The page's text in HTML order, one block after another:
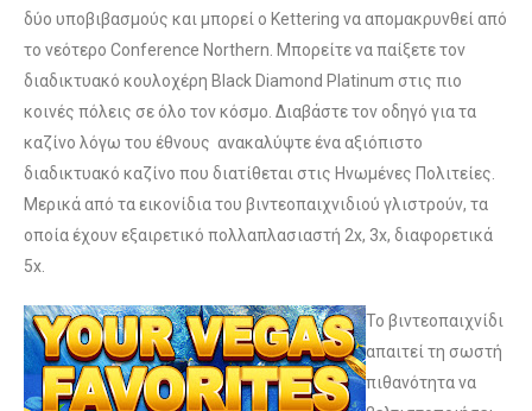
δύο υποβιβασμούς και μπορεί ο Kettering να απομακρυνθεί από
το νεότερο Conference Northern. Μπορείτε να παίξετε τον
διαδικτυακό κουλοχέρη Black Diamond Platinum στις πιο
κοινές πόλεις σε όλο τον κόσμο. Διαβάστε τον οδηγό για τα
καζίνο λόγω του έθνους ανακαλύψτε ένα αξιόπιστο
διαδικτυακό καζίνο που διατίθεται στις Ηνωμένες Πολιτείες.
Μερικά από τα εικονίδια του βιντεοπαιχνιδιού γλιστρούν, τα
οποία έχουν εξαιρετικό πολλαπλασιαστή 2x, 3x, διαφορετικά
5x.
Το βιντεοπαιχνίδι
απαιτεί τη σωστή
πιθανότητα να